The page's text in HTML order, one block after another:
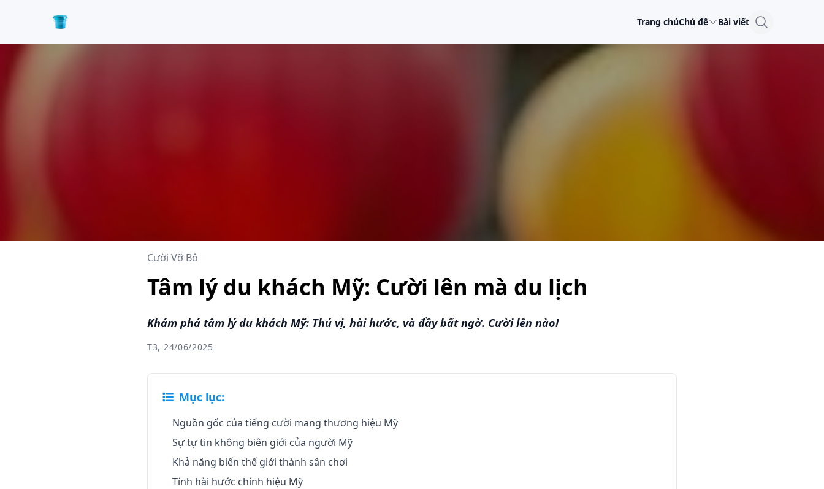
Trang chủChủ đề Bài viết
Cười Vỡ Bô
Tâm lý du khách Mỹ: Cười lên mà du lịch
Khám phá tâm lý du khách Mỹ: Thú vị, hài hước, và đầy bất ngờ. Cười lên nào!
T3, 24/06/2025
Mục lục:
Nguồn gốc của tiếng cười mang thương hiệu Mỹ
Sự tự tin không biên giới của người Mỹ
Khả năng biến thế giới thành sân chơi
Tính hài hước chính hiệu Mỹ